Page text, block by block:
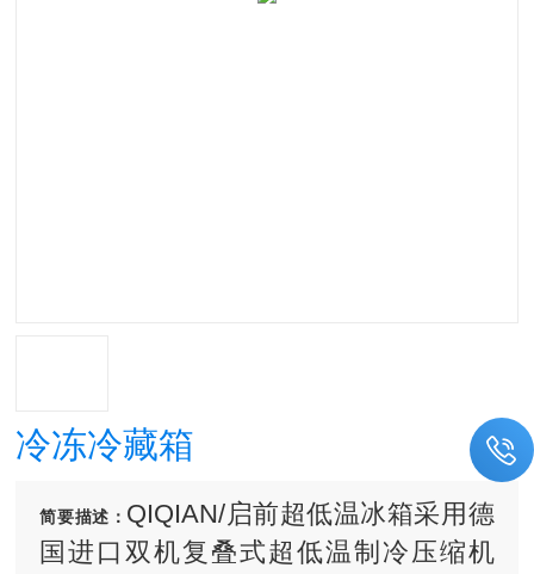
冷冻冷藏箱
简要描述： QIQIAN/启前超低温冰箱采用德
国进口双机复叠式超低温制冷压缩机